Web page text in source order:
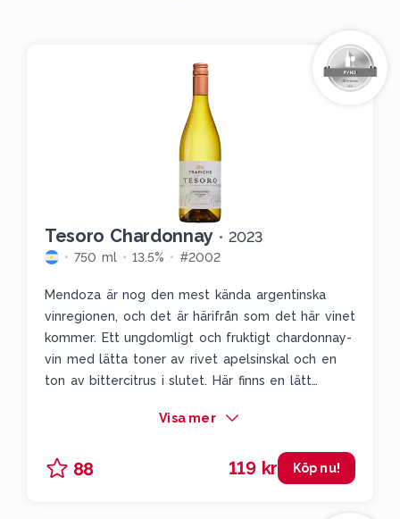
Tesoro Chardonnay • 2023
750 ml 13.5% #2002
Mendoza är nog den mest kända argentinska
vinregionen, och det är härifrån som det här vinet
kommer. Ett ungdomligt och fruktigt chardonnay-
vin med lätta toner av rivet apelsinskal och en
ton av bittercitrus i slutet. Här finns en lätt
framförallt de färska apelsinerna smyger sig
charmigt.
Visa mer
88 119 kr Köp nu!